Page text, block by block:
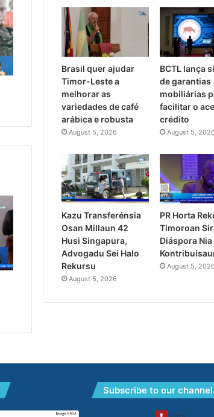
Brasil quer ajudar
Timor-Leste a
melhorar as
variedades de café
arábica e robusta
August 5, 2026
BCTL lança
de garantias
mobiliárias
facilitar o
crédito
August 5, 2026
Kazu Transferénsia
Osan Millaun 42
Husi Singapura,
Advogadu Sei Halo
Rekursu
August 5, 2026
PR Horta
Timoroan
Diáspora Nia
August 5, 2026
Subscribe to our channel